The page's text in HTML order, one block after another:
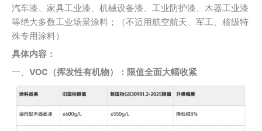
汽车漆、家具工业漆、机械设备漆、工业防护漆、木器工业漆
等绝大多数工业场景涂料；（不适用航空航天、军工、核级特
殊专用涂料）
具体内容：
一、 VOC（挥发性有机物）：限值全面大幅收紧